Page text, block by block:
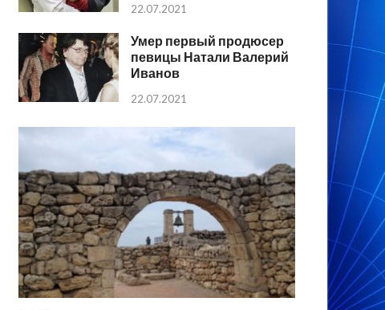
22.07.2021
Умер первый продюсер
певицы Натали Валерий
Иванов
22.07.2021